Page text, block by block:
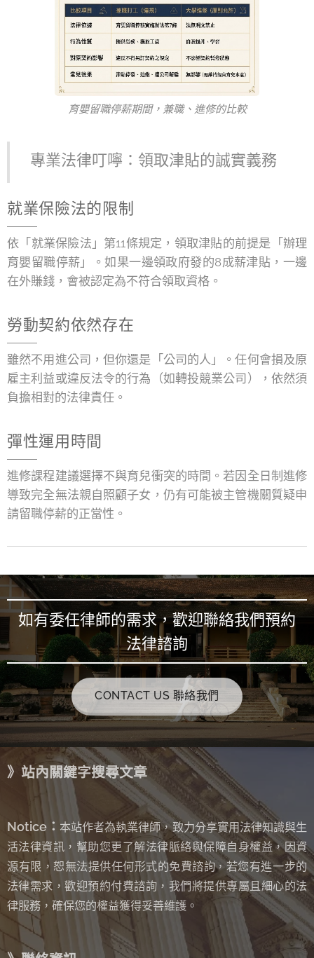
育嬰留職停薪期間，兼職、進修的比較
專業法律叮嚀：領取津貼的誠實義務
就業保險法的限制
依「就業保險法」第11條規定，領取津貼的前提是「辦理
育嬰留職停薪」。如果一邊領政府發的8成薪津貼，一邊
在外賺錢，會被認定為不符合領取資格。
勞動契約依然存在
雖然不用進公司，但你還是「公司的人」。任何會損及原
雇主利益或違反法令的行為（如轉投競業公司），依然須
負擔相對的法律責任。
彈性運用時間
進修課程建議選擇不與育兒衝突的時間。若因全日制進修
導致完全無法親自照顧子女，仍有可能被主管機關質疑申
請留職停薪的正當性。
如有委任律師的需求，歡迎聯絡我們預約
法律諮詢
CONTACT US 聯絡我們
》站內關鍵字搜尋文章
Notice： 本站作者為執業律師，致力分享實用法律知識與生
活法律資訊，幫助您更了解法律脈絡與保障自身權益，因資
源有限，恕無法提供任何形式的免費諮詢， 若您有進一步的
法律需求，歡迎預約付費諮詢，我們將提供專屬且細心的法
律服務，確保您的權益獲得妥善維護。